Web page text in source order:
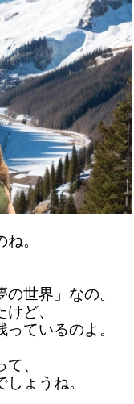
。
世界」なの。
ど、
ているのよ。
、
ょうね。